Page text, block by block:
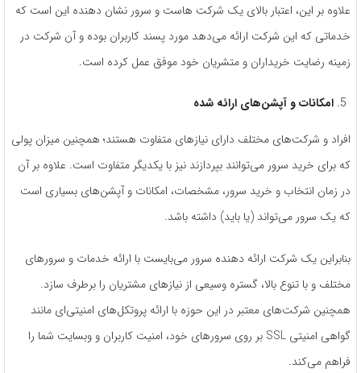
علاوه بر این، اعتبار بالای یک شرکت هاست و سرور نشان دهنده این است که
خدماتی که این شرکت ارائه می‌دهد مورد پسند کاربران بوده و آن شرکت در
زمینه رضایت خریداران و متشریان خود موفق عمل کرده است.
امکانات و آپشن‌های ارائه شده
افراد و شرکت‌های مختلف دارای نیازهای متفاوت هستند؛ همچنین میزان پولی
که برای خرید سرور می‌توانند بپردازند نیز با یکدیگر متفاوت است. علاوه بر آن
در زمان انتخاب و خرید سرور، مشخصات، امکانات و آپشن‌های بسیاری است
که یک سرور می‌تواند (یا باید) داشته باشد.
بنابراین یک شرکت ارائه دهنده سرور می‌بایست با ارائه خدمات و سرورهای
مختلف و با تنوع بالا، گستره وسیعی از نیازهای مشتریان را برطرف سازد.
همچنین شرکت‌های معتبر در این حوزه با ارائه پروتکل‌های امنیتی‌ای مانند
گواهی امنیتی SSL بر روی سرورهای خود، امنیت کاربران و وبسایت شما را
فراهم می‌کند.